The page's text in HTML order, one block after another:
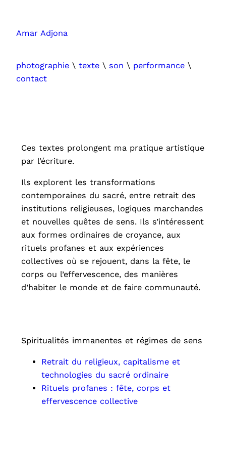
Amar Adjona
photographie \ texte \ son \ performance \
contact
Ces textes prolongent ma pratique artistique
par l’écriture.
Ils explorent les transformations
contemporaines du sacré, entre retrait des
institutions religieuses, logiques marchandes
et nouvelles quêtes de sens. Ils s’intéressent
aux formes ordinaires de croyance, aux
rituels profanes et aux expériences
collectives où se rejouent, dans la fête, le
corps ou l’effervescence, des manières
d’habiter le monde et de faire communauté.
Spiritualités immanentes et régimes de sens
Retrait du religieux, capitalisme et
technologies du sacré ordinaire
Rituels profanes : fête, corps et
effervescence collective